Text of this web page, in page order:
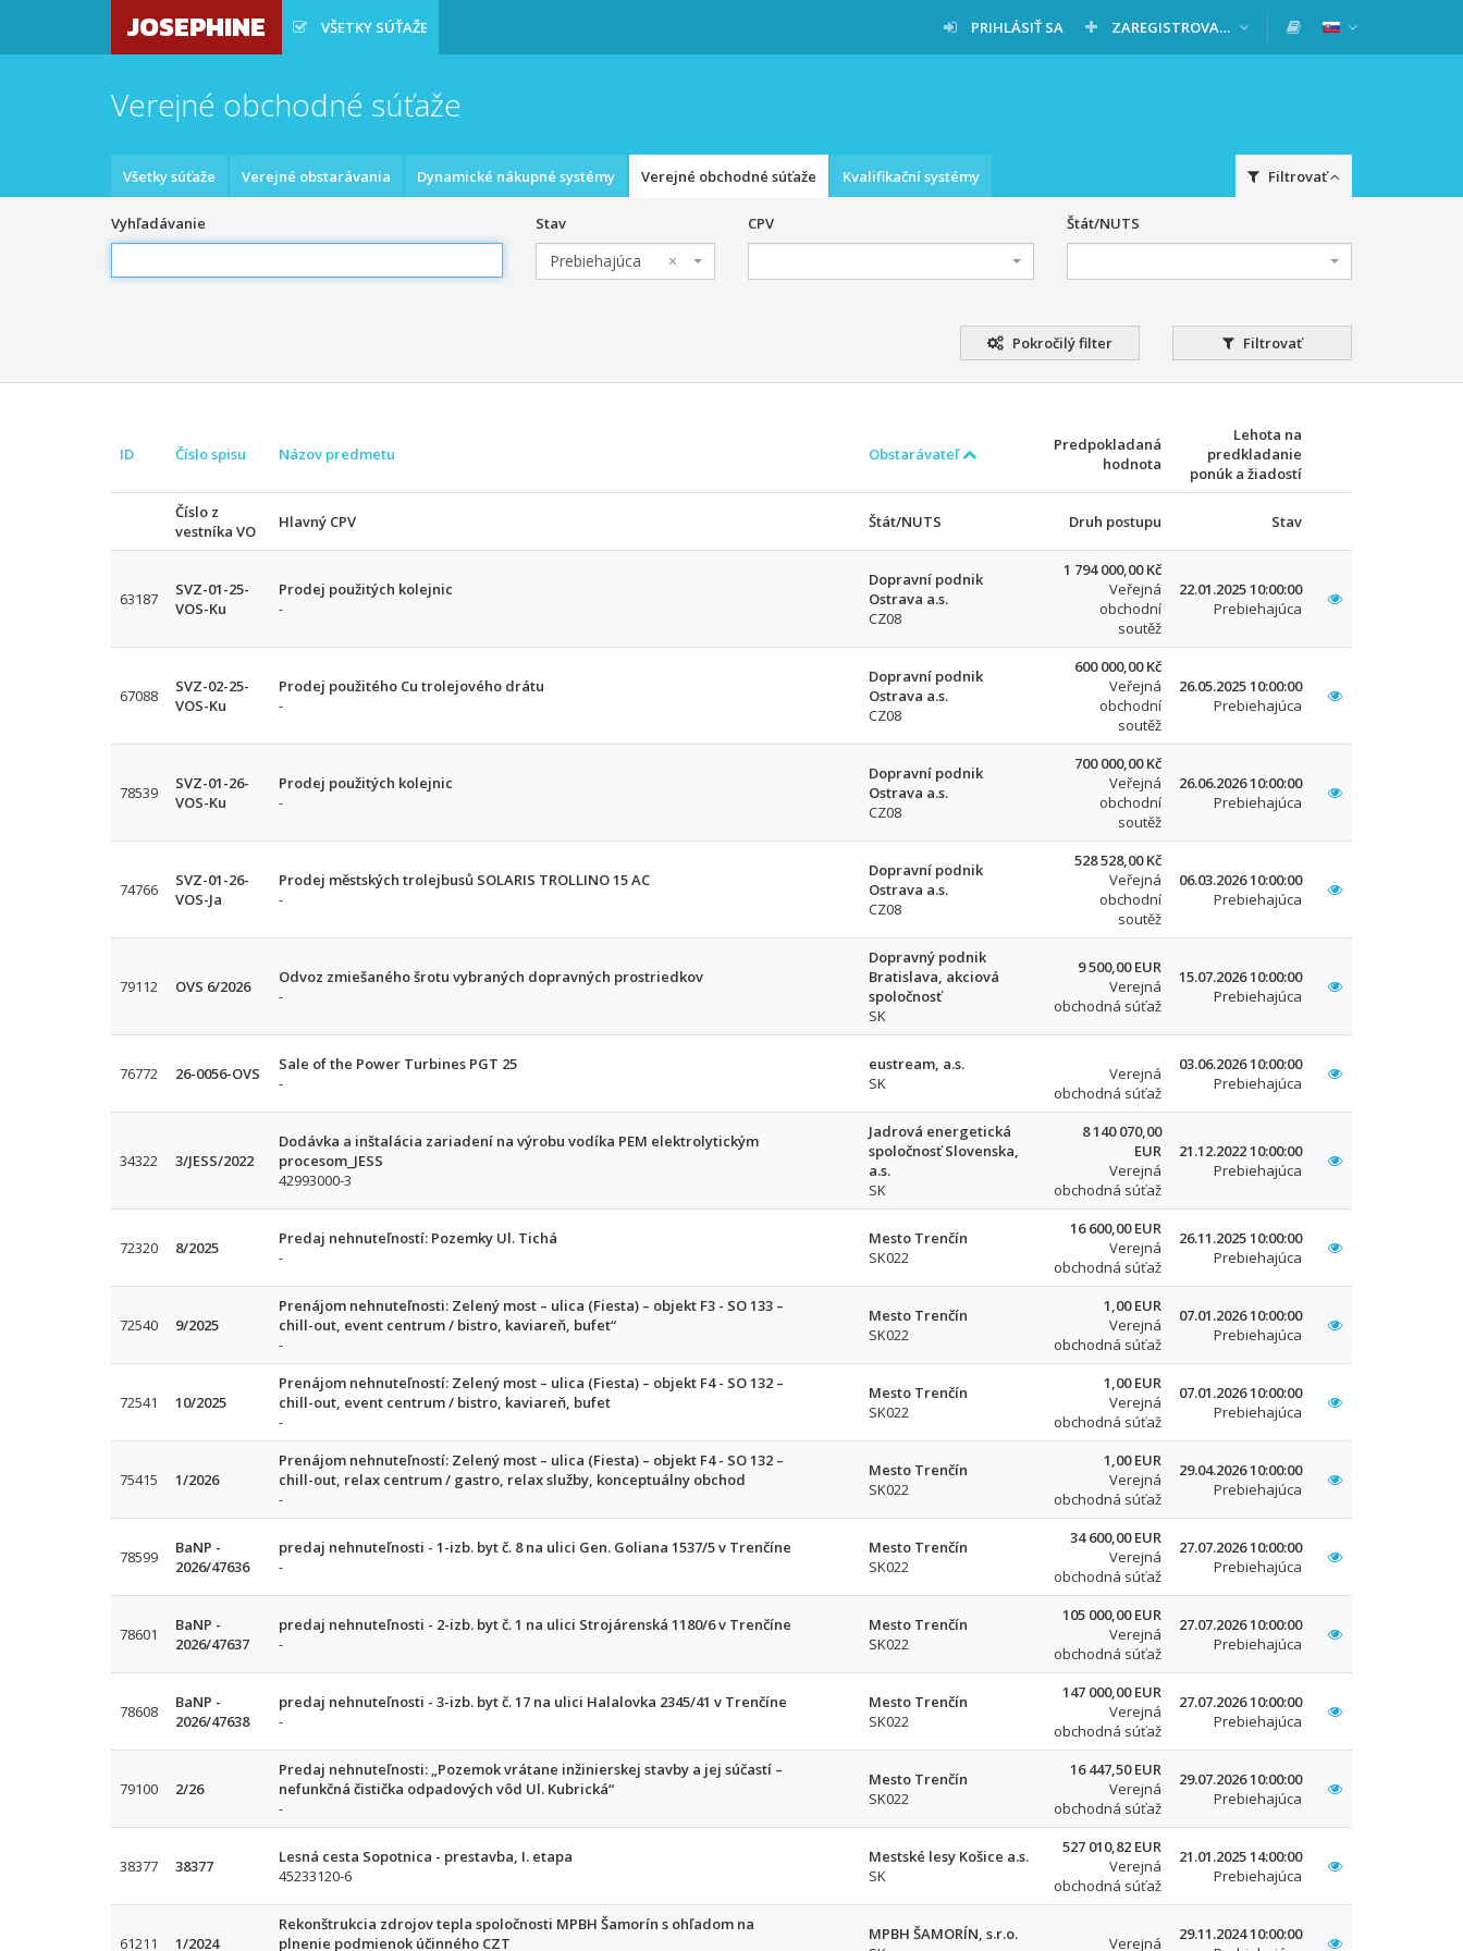
JOSEPHINE VŠETKY SÚŤAŽE PRIHLÁSIŤ SA ZAREGISTROVAŤ SA
Verejné obchodné súťaže
Všetky súťaže Verejné obstarávania Dynamické nákupné systémy Verejné obchodné súťaže Kvalifikační systémy Filtrovať
Vyhľadávanie Stav
×
Prebiehajúca
CPV Štát/NUTS
Pokročilý filter Filtrovať
ID Číslo spisu Názov predmetu Obstarávateľ
Predpokladaná
hodnota
Lehota na
predkladanie
ponúk a žiadostí
Číslo z
vestníka VO
Hlavný CPV Štát/NUTS Druh postupu Stav
63187
SVZ-01-25-
VOS-Ku
Prodej použitých kolejnic
-
Dopravní podnik
Ostrava a.s.
CZ08
1 794 000,00 Kč
Veřejná
obchodní
soutěž
22.01.2025 10:00:00
Prebiehajúca
67088
SVZ-02-25-
VOS-Ku
Prodej použitého Cu trolejového drátu
-
Dopravní podnik
Ostrava a.s.
CZ08
600 000,00 Kč
Veřejná
obchodní
soutěž
26.05.2025 10:00:00
Prebiehajúca
78539
SVZ-01-26-
VOS-Ku
Prodej použitých kolejnic
-
Dopravní podnik
Ostrava a.s.
CZ08
700 000,00 Kč
Veřejná
obchodní
soutěž
26.06.2026 10:00:00
Prebiehajúca
74766
SVZ-01-26-
VOS-Ja
Prodej městských trolejbusů SOLARIS TROLLINO 15 AC
-
Dopravní podnik
Ostrava a.s.
CZ08
528 528,00 Kč
Veřejná
obchodní
soutěž
06.03.2026 10:00:00
Prebiehajúca
79112 OVS 6/2026
Odvoz zmiešaného šrotu vybraných dopravných prostriedkov
-
Dopravný podnik
Bratislava, akciová
spoločnosť
SK
9 500,00 EUR
Verejná
obchodná súťaž
15.07.2026 10:00:00
Prebiehajúca
76772 26-0056-OVS
Sale of the Power Turbines PGT 25
-
eustream, a.s.
SK
Verejná
obchodná súťaž
03.06.2026 10:00:00
Prebiehajúca
34322 3/JESS/2022
Dodávka a inštalácia zariadení na výrobu vodíka PEM elektrolytickým
procesom_JESS
42993000-3
Jadrová energetická
spoločnosť Slovenska,
a.s.
SK
8 140 070,00
EUR
Verejná
obchodná súťaž
21.12.2022 10:00:00
Prebiehajúca
72320 8/2025
Predaj nehnuteľností: Pozemky Ul. Tichá
-
Mesto Trenčín
SK022
16 600,00 EUR
Verejná
obchodná súťaž
26.11.2025 10:00:00
Prebiehajúca
72540 9/2025
Prenájom nehnuteľnosti: Zelený most – ulica (Fiesta) – objekt F3 - SO 133 –
chill-out, event centrum / bistro, kaviareň, bufet“
-
Mesto Trenčín
SK022
1,00 EUR
Verejná
obchodná súťaž
07.01.2026 10:00:00
Prebiehajúca
72541 10/2025
Prenájom nehnuteľností: Zelený most – ulica (Fiesta) – objekt F4 - SO 132 –
chill-out, event centrum / bistro, kaviareň, bufet
-
Mesto Trenčín
SK022
1,00 EUR
Verejná
obchodná súťaž
07.01.2026 10:00:00
Prebiehajúca
75415 1/2026
Prenájom nehnuteľností: Zelený most – ulica (Fiesta) – objekt F4 - SO 132 –
chill-out, relax centrum / gastro, relax služby, konceptuálny obchod
-
Mesto Trenčín
SK022
1,00 EUR
Verejná
obchodná súťaž
29.04.2026 10:00:00
Prebiehajúca
78599
BaNP -
2026/47636
predaj nehnuteľnosti - 1-izb. byt č. 8 na ulici Gen. Goliana 1537/5 v Trenčíne
-
Mesto Trenčín
SK022
34 600,00 EUR
Verejná
obchodná súťaž
27.07.2026 10:00:00
Prebiehajúca
78601
BaNP -
2026/47637
predaj nehnuteľnosti - 2-izb. byt č. 1 na ulici Strojárenská 1180/6 v Trenčíne
-
Mesto Trenčín
SK022
105 000,00 EUR
Verejná
obchodná súťaž
27.07.2026 10:00:00
Prebiehajúca
78608
BaNP -
2026/47638
predaj nehnuteľnosti - 3-izb. byt č. 17 na ulici Halalovka 2345/41 v Trenčíne
-
Mesto Trenčín
SK022
147 000,00 EUR
Verejná
obchodná súťaž
27.07.2026 10:00:00
Prebiehajúca
79100 2/26
Predaj nehnuteľnosti: „Pozemok vrátane inžinierskej stavby a jej súčastí –
nefunkčná čistička odpadových vôd Ul. Kubrická“
-
Mesto Trenčín
SK022
16 447,50 EUR
Verejná
obchodná súťaž
29.07.2026 10:00:00
Prebiehajúca
38377 38377
Lesná cesta Sopotnica - prestavba, I. etapa
45233120-6
Mestské lesy Košice a.s.
SK
527 010,82 EUR
Verejná
obchodná súťaž
21.01.2025 14:00:00
Prebiehajúca
61211 1/2024
Rekonštrukcia zdrojov tepla spoločnosti MPBH Šamorín s ohľadom na
plnenie podmienok účinného CZT
MPBH ŠAMORÍN, s.r.o.
Verejná
29.11.2024 10:00:00